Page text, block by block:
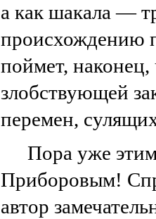
а как шакала —
происхождению
поймет, наконец,
злобствующей
перемен,
Пора уже
Приборовым!
автор